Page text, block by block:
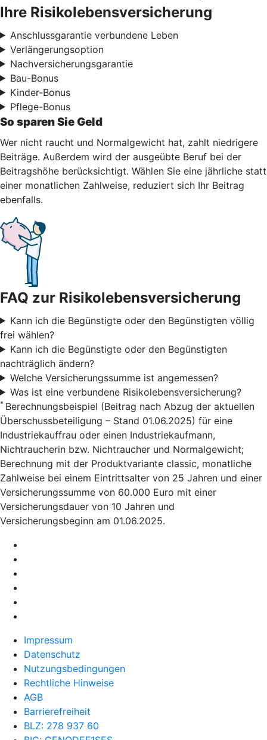
Ihre Risikolebensversicherung
Anschlussgarantie verbundene Leben
Verlängerungsoption
Nachversicherungsgarantie
Bau-Bonus
Kinder-Bonus
Pflege-Bonus
So sparen Sie Geld
Wer nicht raucht und Normalgewicht hat, zahlt niedrigere
Beiträge. Außerdem wird der ausgeübte Beruf bei der
Beitragshöhe berücksichtigt. Wählen Sie eine jährliche statt
einer monatlichen Zahlweise, reduziert sich Ihr Beitrag
ebenfalls.
FAQ zur Risikolebensversicherung
Kann ich die Begünstigte oder den Begünstigten völlig
frei wählen?
Kann ich die Begünstigte oder den Begünstigten
nachträglich ändern?
Welche Versicherungssumme ist angemessen?
Was ist eine verbundene Risikolebensversicherung?
* Berechnungsbeispiel (Beitrag nach Abzug der aktuellen
Überschussbeteiligung – Stand 01.06.2025) für eine
Industriekauffrau oder einen Industriekaufmann,
Nichtraucherin bzw. Nichtraucher und Normalgewicht;
Berechnung mit der Produktvariante classic, monatliche
Zahlweise bei einem Eintrittsalter von 25 Jahren und einer
Versicherungssumme von 60.000 Euro mit einer
Versicherungsdauer von 10 Jahren und
Versicherungsbeginn am 01.06.2025.
Impressum
Datenschutz
Nutzungsbedingungen
Rechtliche Hinweise
AGB
Barrierefreiheit
BLZ: 278 937 60